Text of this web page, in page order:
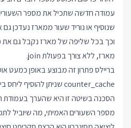
שנוסיף או נוריד שעור ממארז נעדכן
וכך בכל שליפה של מארז נקבל גם את
מארז, ללא צורך בפעולת join.
בריילס פתרון זה מבוצע באופן כמעט
counter_cache שניתן להוסיף ליחס בין המודלים.
הסכנה בשיטה זו היא שהערך בעמודת
מספר השעורים האמיתי, מה שיוביל